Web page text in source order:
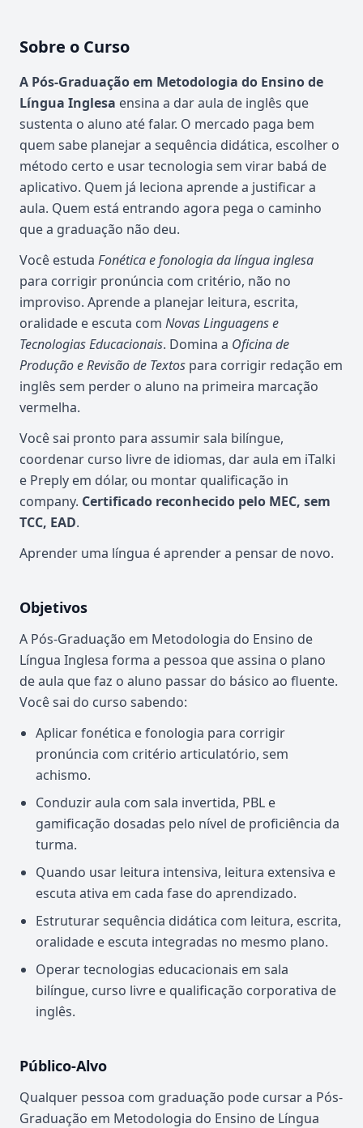
Sobre o Curso
Atualizado em abril de 2026
A Pós-Graduação em Metodologia do Ensino de
Língua Inglesa ensina a dar aula de inglês que
sustenta o aluno até falar. O mercado paga bem
quem sabe planejar a sequência didática, escolher o
método certo e usar tecnologia sem virar babá de
aplicativo. Quem já leciona aprende a justificar a
aula. Quem está entrando agora pega o caminho
que a graduação não deu.
Você estuda Fonética e fonologia da língua inglesa
para corrigir pronúncia com critério, não no
improviso. Aprende a planejar leitura, escrita,
oralidade e escuta com Novas Linguagens e
Tecnologias Educacionais. Domina a Oficina de
Produção e Revisão de Textos para corrigir redação em
inglês sem perder o aluno na primeira marcação
vermelha.
Você sai pronto para assumir sala bilíngue,
coordenar curso livre de idiomas, dar aula em iTalki
e Preply em dólar, ou montar qualificação in
company. Certificado reconhecido pelo MEC, sem
TCC, EAD.
Aprender uma língua é aprender a pensar de novo.
Objetivos
A Pós-Graduação em Metodologia do Ensino de
Língua Inglesa forma a pessoa que assina o plano
de aula que faz o aluno passar do básico ao fluente.
Você sai do curso sabendo:
Aplicar fonética e fonologia para corrigir
pronúncia com critério articulatório, sem
achismo.
Conduzir aula com sala invertida, PBL e
gamificação dosadas pelo nível de proficiência da
turma.
Quando usar leitura intensiva, leitura extensiva e
escuta ativa em cada fase do aprendizado.
Estruturar sequência didática com leitura, escrita,
oralidade e escuta integradas no mesmo plano.
Operar tecnologias educacionais em sala
bilíngue, curso livre e qualificação corporativa de
inglês.
Público-Alvo
Qualquer pessoa com graduação pode cursar a Pós-
Graduação em Metodologia do Ensino de Língua